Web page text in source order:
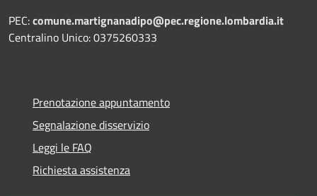
PEC:comune.martignanadipo@pec.regione.lombardia.it
Centralino Unico: 0375260333
Prenotazione appuntamento
Segnalazione disservizio
Leggi le FAQ
Richiesta assistenza